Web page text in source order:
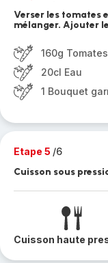
Verser les tomates
mélanger. Ajouter
160g
20cl Eau
1 Bouquet
Etape 5 /6
Cuisson sous
Cuisson haute